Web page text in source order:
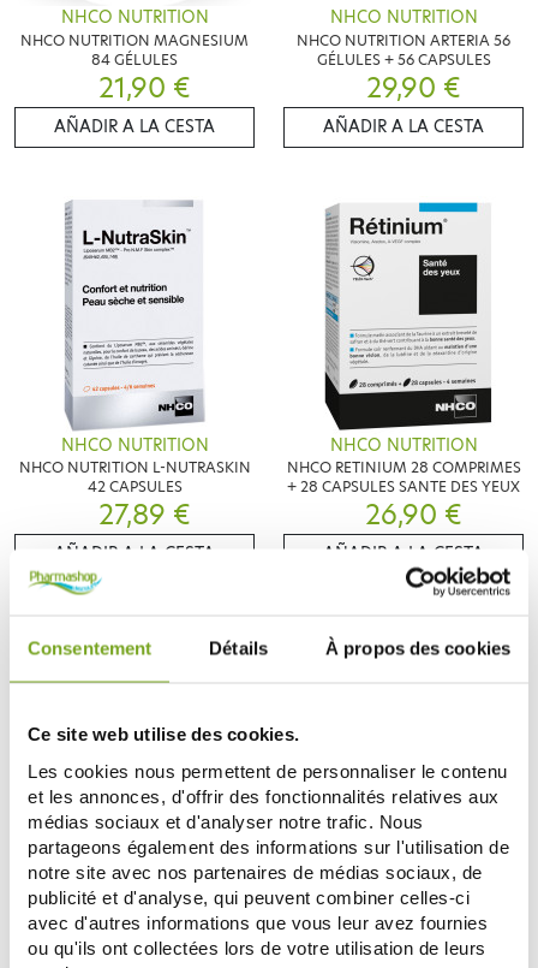
Consentement Détails À propos des cookies
Ce site web utilise des cookies.
Les cookies nous permettent de personnaliser le contenu
et les annonces, d'offrir des fonctionnalités relatives aux
médias sociaux et d'analyser notre trafic. Nous
partageons également des informations sur l'utilisation de
notre site avec nos partenaires de médias sociaux, de
publicité et d'analyse, qui peuvent combiner celles-ci
avec d'autres informations que vous leur avez fournies
ou qu'ils ont collectées lors de votre utilisation de leurs
NHCO NUTRITION
NHCO NUTRITION MAGNESIUM
84 GÉLULES
21,90 €
AÑADIR A LA CESTA
NHCO NUTRITION
NHCO NUTRITION ARTERIA 56
GÉLULES + 56 CAPSULES
29,90 €
AÑADIR A LA CESTA
NHCO NUTRITION
NHCO NUTRITION L-NUTRASKIN
42 CAPSULES
27,89 €
AÑADIR A LA CESTA
NHCO NUTRITION
NHCO RETINIUM 28 COMPRIMES
+ 28 CAPSULES SANTE DES YEUX
26,90 €
AÑADIR A LA CESTA
NHCO NUTRITION
NHCO VISIOCARE 20 GÉLULES +
20 CAPSULES CONFORT DES
YEUX
25,90 €
NHCO NUTRITION
NHCO CYTOCORE FATIGUE
INTENSE 56 GÉLULES
28,90 €